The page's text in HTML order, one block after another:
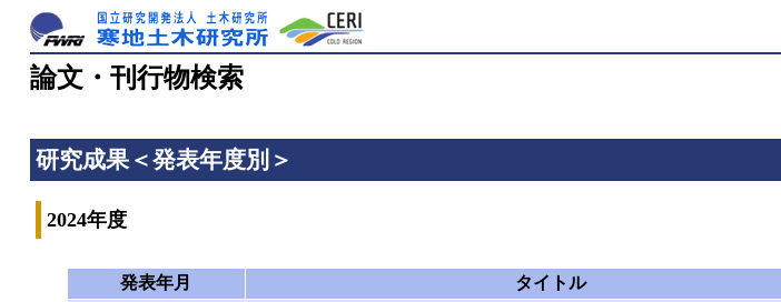
論文・刊行物検索
研究成果＜発表年度別＞
2024年度
発表年月
タイトル